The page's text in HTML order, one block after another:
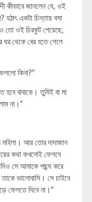
কীভাবে জানলেন যে, ওই
হঠাৎ একটা চিন্তায় বসা
তো ওই চিরকুট পেয়েছে,
ঘর থেকে বের হতে গেলে
কিনা?”
হবে বাবাকে। তুমিই বা মা
না।”
আর তোর দাদাজান
কথা কখনোই ফেলবে
সে আমাকে পছন্দ করে
ভালোবাসি। সে চাইবে
ফেলতে দিবে না।”